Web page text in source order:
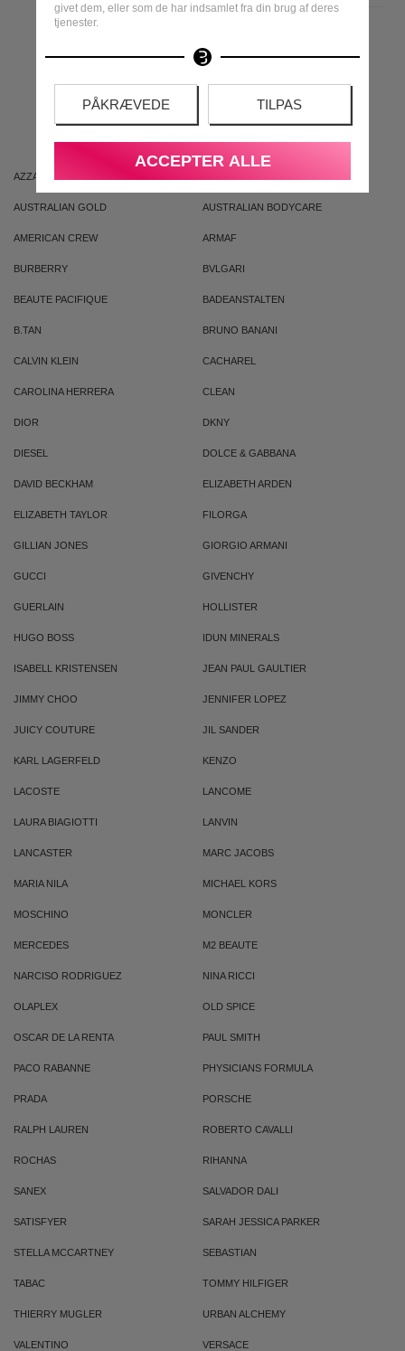
givet dem, eller som de har indsamlet fra din brug af deres
tjenester.
PÅKRÆVEDE TILPAS
ACCEPTER ALLE
MEST POPULÆRE
MÆRKER
AZZARO
AUSTRALIAN GOLD AUSTRALIAN BODYCARE
AMERICAN CREW ARMAF
BURBERRY BVLGARI
BEAUTE PACIFIQUE BADEANSTALTEN
B.TAN BRUNO BANANI
CALVIN KLEIN CACHAREL
CAROLINA HERRERA CLEAN
DIOR DKNY
DIESEL DOLCE & GABBANA
DAVID BECKHAM ELIZABETH ARDEN
ELIZABETH TAYLOR FILORGA
GILLIAN JONES GIORGIO ARMANI
GUCCI GIVENCHY
GUERLAIN HOLLISTER
HUGO BOSS IDUN MINERALS
ISABELL KRISTENSEN JEAN PAUL GAULTIER
JIMMY CHOO JENNIFER LOPEZ
JUICY COUTURE JIL SANDER
KARL LAGERFELD KENZO
LACOSTE LANCOME
LAURA BIAGIOTTI LANVIN
LANCASTER MARC JACOBS
MARIA NILA MICHAEL KORS
MOSCHINO MONCLER
MERCEDES M2 BEAUTE
NARCISO RODRIGUEZ NINA RICCI
OLAPLEX OLD SPICE
OSCAR DE LA RENTA PAUL SMITH
PACO RABANNE PHYSICIANS FORMULA
PRADA PORSCHE
RALPH LAUREN ROBERTO CAVALLI
ROCHAS RIHANNA
SANEX SALVADOR DALI
SATISFYER SARAH JESSICA PARKER
STELLA MCCARTNEY SEBASTIAN
TABAC TOMMY HILFIGER
THIERRY MUGLER URBAN ALCHEMY
VALENTINO VERSACE